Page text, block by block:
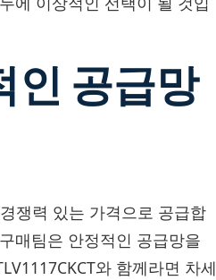
인 공급망
쟁력 있는 가격으로 공급합
매팀은 안정적인 공급망을
와 함께라면 차세